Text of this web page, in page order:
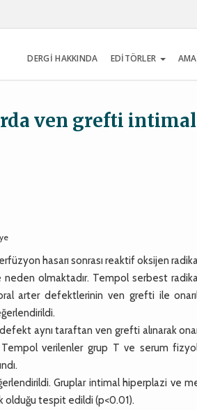
DERGİ HAKKINDA EDİTÖRLER
ven grefti intimal
hasarı sonrası reaktif oksijen
olmaktadır. Tempol serbest
arter defektlerinin ven grefti ile
aynı taraftan ven grefti alınarak
Tempol verilenler grup T ve serum
Gruplar intimal hiperplazi ve
olduğu tespit edildi (p<0.01).